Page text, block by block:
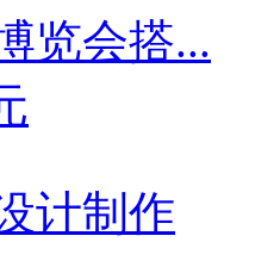
览会搭...
计制作